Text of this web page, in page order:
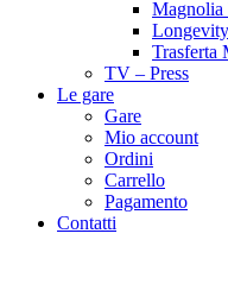
Magnolia
Trasferta
TV – Press
Le gare
Gare
Mio account
Ordini
Carrello
Pagamento
Contatti